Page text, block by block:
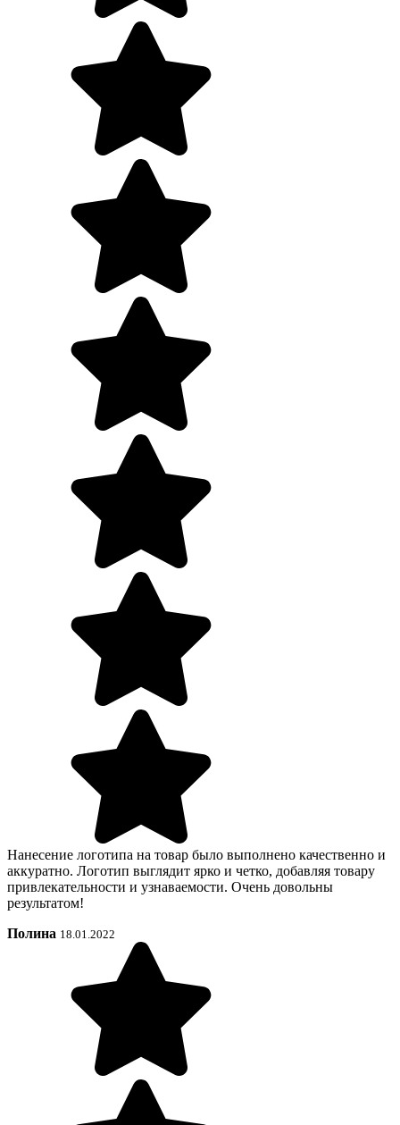
Нанесение логотипа на товар было выполнено качественно и
аккуратно. Логотип выглядит ярко и четко, добавляя товару
привлекательности и узнаваемости. Очень довольны
результатом!
Полина 18.01.2022